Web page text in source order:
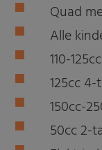
Quad
Alle
110-
125cc
150cc-
50cc 2-